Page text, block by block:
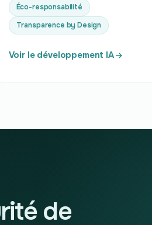
Éco-responsabilité
Transparence by Design
Voir le développement IA
de